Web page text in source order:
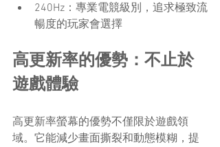
240Hz：專業電競級別，追求極致流
暢度的玩家會選擇
高更新率的優勢：不止於
遊戲體驗
高更新率螢幕的優勢不僅限於遊戲領
域。它能減少畫面撕裂和動態模糊，提